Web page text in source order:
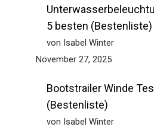
5 besten (Bestenliste)
von Isabel Winter
November 27, 2025
Bootstrailer Winde
(Bestenliste)
von Isabel Winter